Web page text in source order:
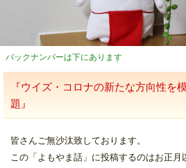
バックナンバーは下にあります
『ウイズ・コロナの新たな方向性を
題』
皆さんご無沙汰致しております。
この「よもやま話」に投稿するのはお正月